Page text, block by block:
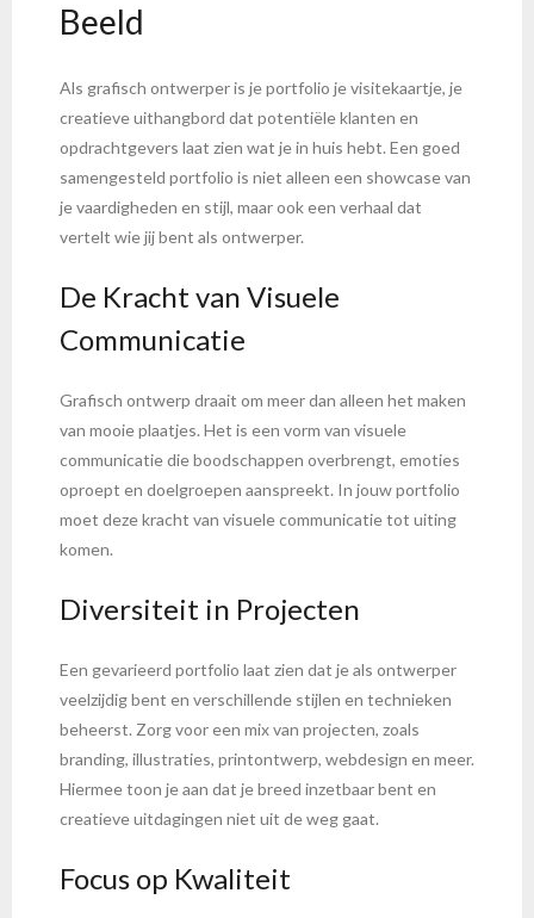
Beeld
Als grafisch ontwerper is je portfolio je visitekaartje, je
creatieve uithangbord dat potentiële klanten en
opdrachtgevers laat zien wat je in huis hebt. Een goed
samengesteld portfolio is niet alleen een showcase van
je vaardigheden en stijl, maar ook een verhaal dat
vertelt wie jij bent als ontwerper.
De Kracht van Visuele
Communicatie
Grafisch ontwerp draait om meer dan alleen het maken
van mooie plaatjes. Het is een vorm van visuele
communicatie die boodschappen overbrengt, emoties
oproept en doelgroepen aanspreekt. In jouw portfolio
moet deze kracht van visuele communicatie tot uiting
komen.
Diversiteit in Projecten
Een gevarieerd portfolio laat zien dat je als ontwerper
veelzijdig bent en verschillende stijlen en technieken
beheerst. Zorg voor een mix van projecten, zoals
branding, illustraties, printontwerp, webdesign en meer.
Hiermee toon je aan dat je breed inzetbaar bent en
creatieve uitdagingen niet uit de weg gaat.
Focus op Kwaliteit